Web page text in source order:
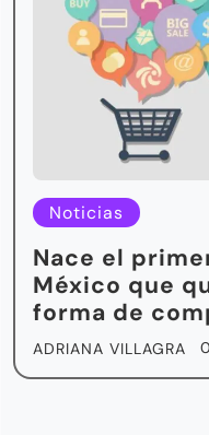
Noticias
Nace el
México que
forma de
ADRIANA VILLAGRA